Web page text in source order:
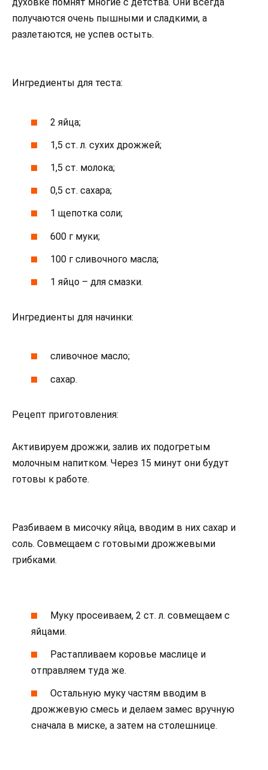
получаются очень пышными и сладкими, а
разлетаются, не успев остыть.
Ингредиенты для теста:
2 яйца;
1,5 ст. л. сухих дрожжей;
1,5 ст. молока;
0,5 ст. сахара;
1 щепотка соли;
600 г муки;
100 г сливочного масла;
1 яйцо – для смазки.
Ингредиенты для начинки:
сливочное масло;
сахар.
Рецепт приготовления:
Активируем дрожжи, залив их подогретым
молочным напитком. Через 15 минут они будут
готовы к работе.
Разбиваем в мисочку яйца, вводим в них сахар и
соль. Совмещаем с готовыми дрожжевыми
грибками.
Муку просеиваем, 2 ст. л. совмещаем с
яйцами.
Растапливаем коровье маслице и
отправляем туда же.
Остальную муку частям вводим в
дрожжевую смесь и делаем замес вручную
сначала в миске, а затем на столешнице.